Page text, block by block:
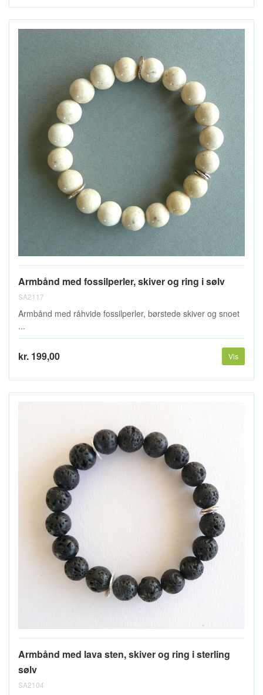
Armbånd med fossilperler, skiver og ring i sølv
SA2117
Armbånd med råhvide fossilperler, børstede skiver og snoet
...
kr. 199,00 Vis
Armbånd med lava sten, skiver og ring i sterling
sølv
SA2104